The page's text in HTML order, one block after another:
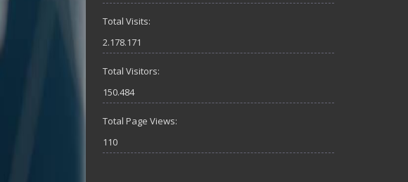
Total Visits:
2.178.171
Total Visitors:
150.484
Total Page Views:
110